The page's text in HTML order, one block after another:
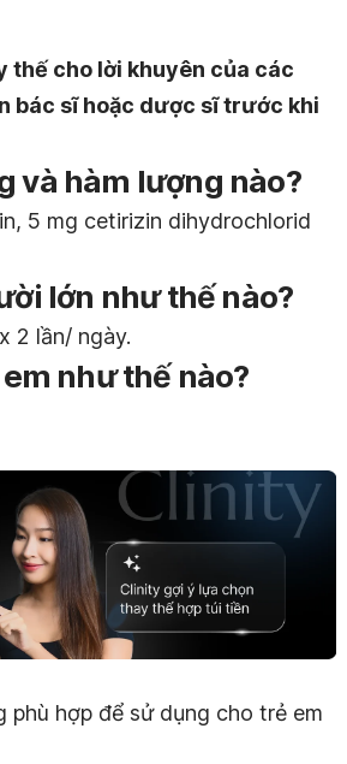
thế cho lời khuyên của các
bác sĩ hoặc dược sĩ trước khi
và hàm lượng nào?
5 mg cetirizin dihydrochlorid
lớn như thế nào?
2 lần/ ngày.
như thế nào?
phù hợp để sử dụng cho trẻ em